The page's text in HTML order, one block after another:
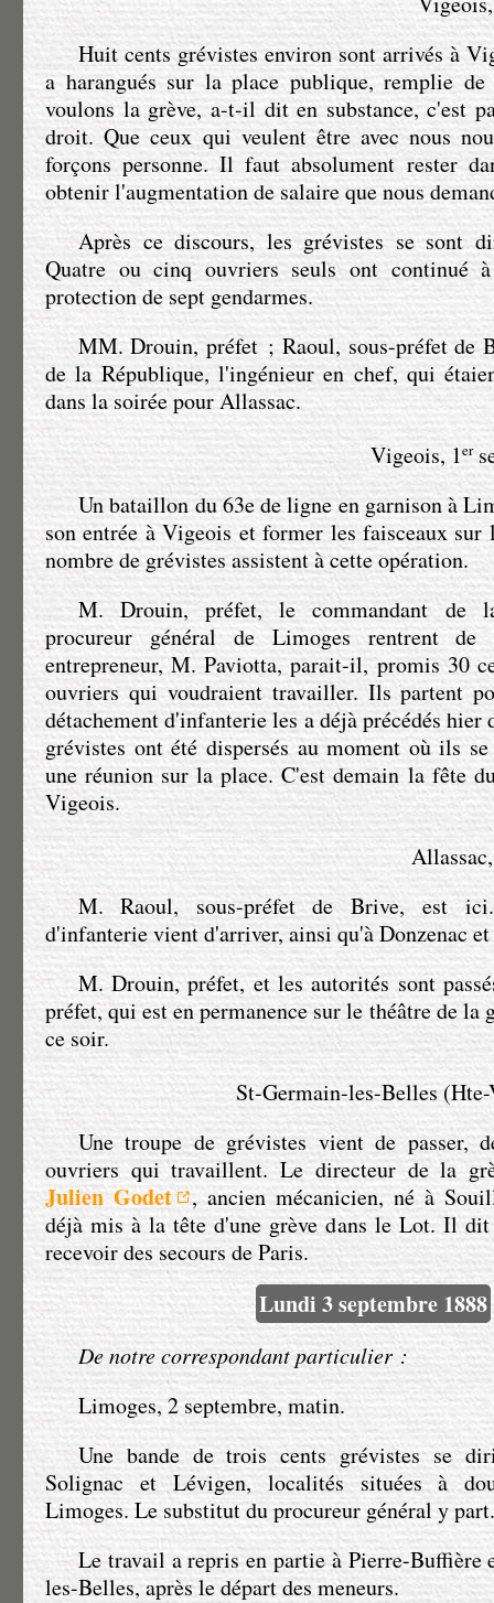
Huit cents grévistes environ sont arrivés à
a harangués sur la place publique, remplie
voulons la grève, a-t-il dit en substance, c'est
droit. Que ceux qui veulent être avec nous
forçons personne. Il faut absolument rester
obtenir l'augmentation de salaire que nous
Après ce discours, les grévistes se sont
Quatre ou cinq ouvriers seuls ont continué
protection de sept gendarmes.
MM. Drouin, préfet ; Raoul, sous-préfet de
de la République, l'ingénieur en chef, qui
dans la soirée pour Allassac.
Vigeois, 1er
Un bataillon du 63e de ligne en garnison à
son entrée à Vigeois et former les faisceaux sur
nombre de grévistes assistent à cette opération.
M. Drouin, préfet, le commandant de
procureur général de Limoges rentrent de
entrepreneur,M. Paviotta, parait-il, promis 30
ouvriers qui voudraient travailler. Ils partent
détachement d'infanterie les a déjà précédés
grévistes ont été dispersés au moment où ils
une réunion sur la place. C'est demain la fête
Vigeois.
M. Raoul, sous-préfet de Brive, est ici.
d'infanterie vient d'arriver, ainsi qu'à Donzenac
M. Drouin, préfet, et les autorités sont
préfet, qui est en permanence sur le théâtre de la
ce soir.
St-Germain-les-Belles
Une troupe de grévistes vient de passer,
ouvriers qui travaillent. Le directeur de la
Julien Godet
, ancien mécanicien, né à
déjà mis à la tête d'une grève dans le Lot. Il
Lundi 3 septembre 1888
De notre correspondant particulier :
Limoges, 2 septembre, matin.
Une bande de trois cents grévistes se
Solignac et Lévigen, localités situées à
Limoges. Le substitut du procureur général y part.
Le travail a repris en partie à Pierre-Buffière
les-Belles, après le départ des meneurs.